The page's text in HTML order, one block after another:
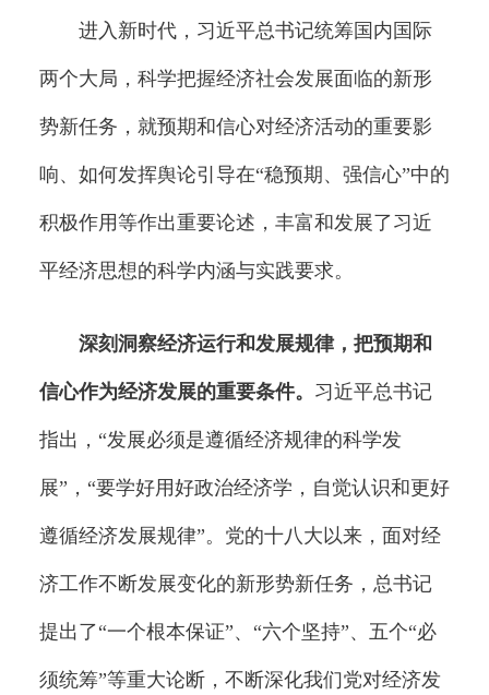
进入新时代，习近平总书记统筹国内国际
两个大局，科学把握经济社会发展面临的新形
势新任务，就预期和信心对经济活动的重要影
响、如何发挥舆论引导在“稳预期、强信心”中的
积极作用等作出重要论述，丰富和发展了习近
平经济思想的科学内涵与实践要求。
深刻洞察经济运行和发展规律，把预期和
信心作为经济发展的重要条件。 习近平总书记
指出，“发展必须是遵循经济规律的科学发
展”，“要学好用好政治经济学，自觉认识和更好
遵循经济发展规律”。党的十八大以来，面对经
济工作不断发展变化的新形势新任务，总书记
提出了“一个根本保证”、“六个坚持”、五个“必
须统筹”等重大论断，不断深化我们党对经济发